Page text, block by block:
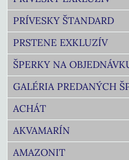
PRÍVESKY ŠTANDARD
PRSTENE EXKLUZÍV
ŠPERKY NA
GALÉRIA PREDANÝCH
ACHÁT
AKVAMARÍN
AMAZONIT